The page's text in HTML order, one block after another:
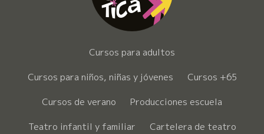
Cursos para adultos
Cursos para niños, niñas y jóvenes
Cursos +65
Cursos de verano
Producciones escuela
Teatro infantil y familiar
Cartelera de teatro